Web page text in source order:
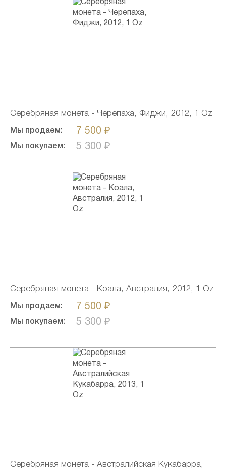
Серебряная монета - Черепаха, Фиджи, 2012, 1 Oz
Мы продаем: 7 500 ₽
Мы покупаем: 5 300 ₽
Серебряная монета - Коала, Австралия, 2012, 1 Oz
Мы продаем: 7 500 ₽
Мы покупаем: 5 300 ₽
Серебряная монета - Австралийская Кукабарра,